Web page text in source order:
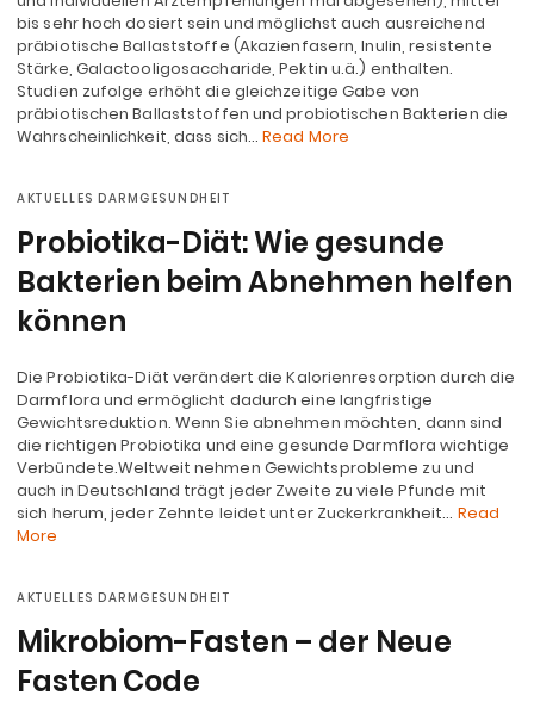
bis sehr hoch dosiert sein und möglichst auch ausreichend
präbiotische Ballaststoffe (Akazienfasern, Inulin, resistente
Stärke, Galactooligosaccharide, Pektin u.ä.) enthalten.
Studien zufolge erhöht die gleichzeitige Gabe von
präbiotischen Ballaststoffen und probiotischen Bakterien die
Wahrscheinlichkeit, dass sich…Read More
AKTUELLES DARMGESUNDHEIT
Probiotika-Diät: Wie gesunde
Bakterien beim Abnehmen helfen
können
Die Probiotika-Diät verändert die Kalorienresorption durch die
Darmflora und ermöglicht dadurch eine langfristige
Gewichtsreduktion. Wenn Sie abnehmen möchten, dann sind
die richtigen Probiotika und eine gesunde Darmflora wichtige
Verbündete.Weltweit nehmen Gewichtsprobleme zu und
auch in Deutschland trägt jeder Zweite zu viele Pfunde mit
sich herum, jeder Zehnte leidet unter Zuckerkrankheit… Read
More
AKTUELLES DARMGESUNDHEIT
Mikrobiom-Fasten – der Neue
Fasten Code